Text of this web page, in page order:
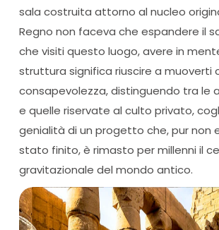
sala costruita attorno al nucleo
Regno non faceva che espandere il
che visiti questo luogo, avere in
struttura significa riuscire a muoverti
consapevolezza, distinguendo tra le
e quelle riservate al culto privato,
genialità di un progetto che, pur non
stato finito, è rimasto per millenni il
gravitazionale del mondo antico.